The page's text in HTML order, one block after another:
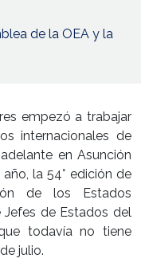
de la OEA y la
empezó a trabajar
internacionales de
en Asunción
la 54° edición de
de los Estados
Jefes de Estados del
todavía no tiene
julio.